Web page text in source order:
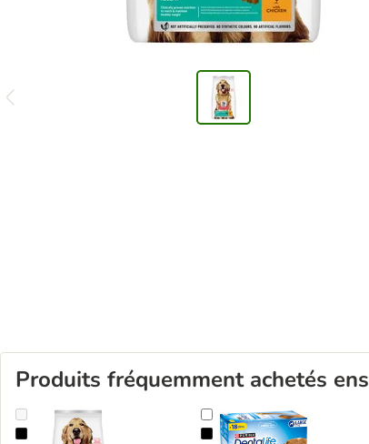
Produits fréquemment achetés
Hill's Science Plan Perfect Weight Adult 1+ Large Poulet
PURINA Dentalife